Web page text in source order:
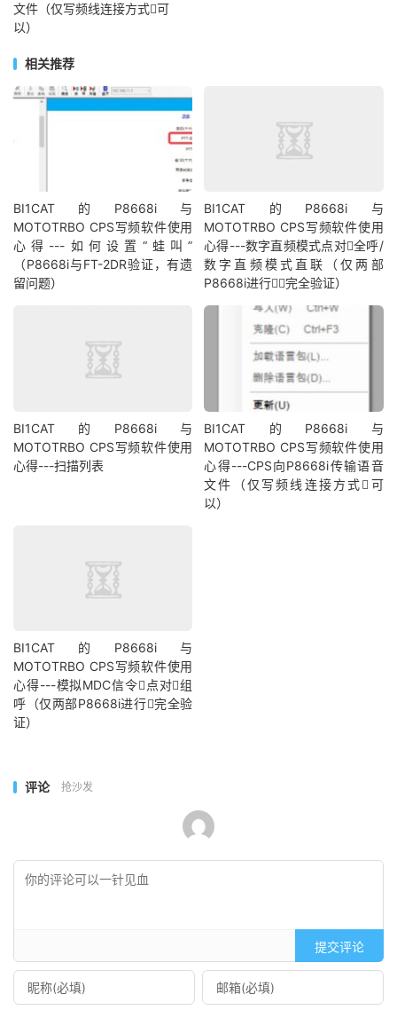
文件（仅写频线连接方式可
以）
相关推荐
BI1CAT的P8668i与
MOTOTRBO CPS写频软件使用
心得---如何设置“蛙叫”
（P8668i与FT-2DR验证，有遗
留问题）
BI1CAT的P8668i与
MOTOTRBO CPS写频软件使用
心得---数字直频模式点对全呼/
数字直频模式直联（仅两部
P8668i进行完全验证）
BI1CAT的P8668i与
MOTOTRBO CPS写频软件使用
心得---扫描列表
BI1CAT的P8668i与
MOTOTRBO CPS写频软件使用
心得---CPS向P8668i传输语音
文件（仅写频线连接方式可
以）
BI1CAT的P8668i与
MOTOTRBO CPS写频软件使用
心得---模拟MDC信令点对组
呼（仅两部P8668i进行完全验
证）
评论 抢沙发
提交评论